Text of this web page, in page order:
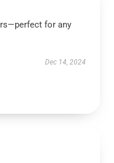
for any
Dec 14, 2024